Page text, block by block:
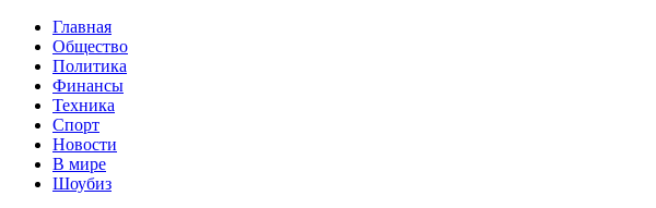
Главная
Общество
Политика
Финансы
Техника
Спорт
Новости
В мире
Шоубиз